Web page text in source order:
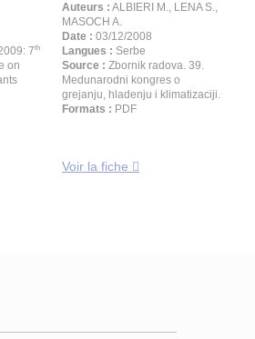
7th
on
Auteurs : ALBIERI M., LENA S.,
MASOCH A.
Date : 03/12/2008
Langues : Serbe
Source : Zbornik radova. 39.
Medunarodni kongres o
grejanju, hladenju i klimatizaciji.
Formats : PDF
Voir la fiche